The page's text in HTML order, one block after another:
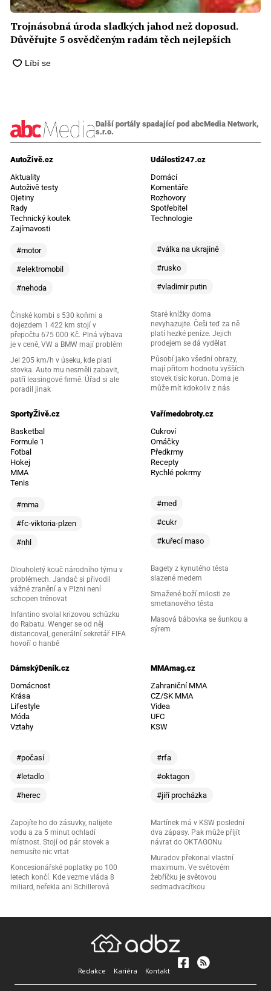
Trojnásobná úroda sladkých jahod než doposud.
Důvěřujte 5 osvědčeným radám těch nejlepších
Další portály spadající pod abcMedia Network,
s.r.o.
AutoŽivě.cz
Aktuality
Autoživě testy
Ojetiny
Rady
Technický koutek
Zajímavosti
#motor
#elektromobil
#nehoda
Čínské kombi s 530 koňmi a
dojezdem 1 422 km stojí v
přepočtu 675 000 Kč. Plná výbava
je v ceně, VW a BMW mají problém
Jel 205 km/h v úseku, kde platí
stovka. Auto mu nesměli zabavit,
patří leasingové firmě. Úřad si ale
poradil jinak
Události247.cz
Domácí
Komentáře
Rozhovory
Spotřebitel
Technologie
#válka na ukrajině
#rusko
#vladimir putin
Staré knížky doma
nevyhazujte. Češi teď za ně
platí hezké peníze. Jejich
prodejem se dá vydělat
Působí jako všední obrazy,
mají přitom hodnotu vyšších
stovek tisíc korun. Doma je
může mít kdokoliv z nás
SportyŽivě.cz
Basketbal
Formule 1
Fotbal
Hokej
MMA
Tenis
#mma
#fc-viktoria-plzen
#nhl
Dlouholetý kouč národního týmu v
problémech. Jandač si přivodil
vážné zranění a v Plzni není
schopen trénovat
Infantino svolal krizovou schůzku
do Rabatu. Wenger se od něj
distancoval, generální sekretář FIFA
hovoří o hanbě
Vařímedobroty.cz
Cukroví
Omáčky
Předkrmy
Recepty
Rychlé pokrmy
#med
#cukr
#kuřecí maso
Bagety z kynutého těsta
slazené medem
Smažené boží milosti ze
smetanového těsta
Masová bábovka se šunkou a
sýrem
DámskýDeník.cz
Domácnost
Krása
Lifestyle
Móda
Vztahy
#počasí
#letadlo
#herec
Zapojíte ho do zásuvky, nalijete
vodu a za 5 minut ochladí
místnost. Stojí od pár stovek a
nemusíte nic vrtat
Koncesionářské poplatky po 100
letech končí. Kde vezme vláda 8
miliard, neřekla ani Schillerová
MMAmag.cz
Zahraniční MMA
CZ/SK MMA
Videa
UFC
KSW
#rfa
#oktagon
#jiří procházka
Martínek má v KSW poslední
dva zápasy. Pak může přijít
návrat do OKTAGONu
Muradov překonal vlastní
maximum. Ve světovém
žebříčku je světovou
sedmadvacítkou
Redakce Kariéra Kontakt